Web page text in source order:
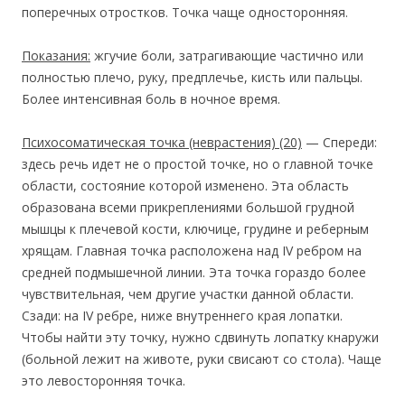
поперечных отростков. Точка чаще односторонняя.
Показания: жгучие боли, затрагивающие частично или
полностью плечо, руку, предплечье, кисть или пальцы.
Более интенсивная боль в ночное время.
Психосоматическая точка (неврастения) (20) — Спереди:
здесь речь идет не о простой точке, но о главной точке
области, состояние которой изменено. Эта область
образована всеми прикреплениями большой грудной
мышцы к плечевой кости, ключице, грудине и реберным
хрящам. Главная точка расположена над IV ребром на
средней подмышечной линии. Эта точка гораздо более
чувствительная, чем другие участки данной области.
Сзади: на IV ребре, ниже внутреннего края лопатки.
Чтобы найти эту точку, нужно сдвинуть лопатку кнаружи
(больной лежит на животе, руки свисают со стола). Чаще
это левосторонняя точка.